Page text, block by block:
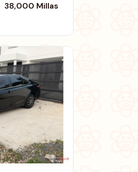
38,000 Millas